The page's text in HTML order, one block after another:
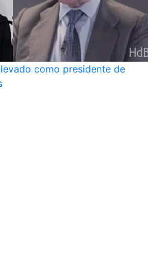
como presidente de